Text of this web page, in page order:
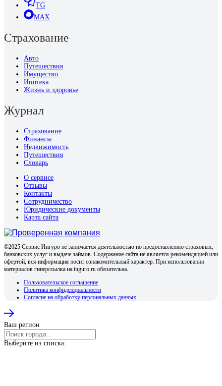
TG
MAX
Страхование
Авто
Путешествия
Имущество
Ипотека
Жизнь и здоровье
Журнал
Страхование
Финансы
Недвижимость
Путешествия
Словарь
О сервисе
Отзывы
Контакты
Сотрудничество
Юридические документы
Карта сайта
©2025 Сервис Ингуро не занимается деятельностью по предоставлению страховых,
банковских услуг и выдаче займов. Содержание сайта не является рекомендацией или
офертой, вся информация носит ознакомительный характер. При использовании
материалов гиперссылка на inguro.ru обязательна.
Пользовательское соглашение
Политика конфиденциальности
Согласие на обработку персональных данных
Ваш регион
Выберите из списка: